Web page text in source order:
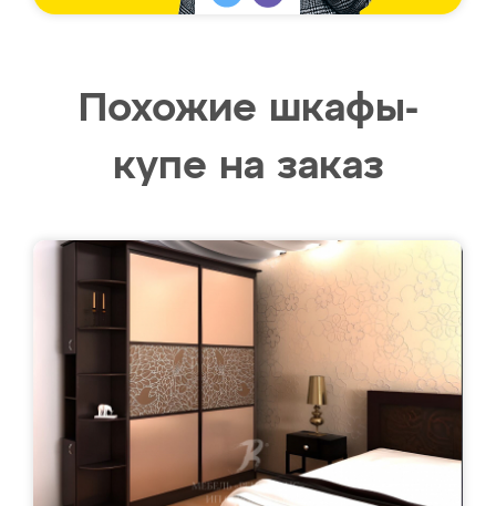
Похожие шкафы-
купе на заказ